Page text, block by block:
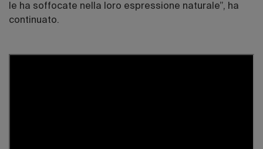
le ha soffocate nella loro espressione naturale”, ha
continuato.